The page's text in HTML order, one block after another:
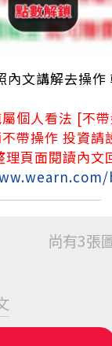
文講解去操作
個人看法 [不
帶操作 投資請
頁面閱讀內文
尚有3張